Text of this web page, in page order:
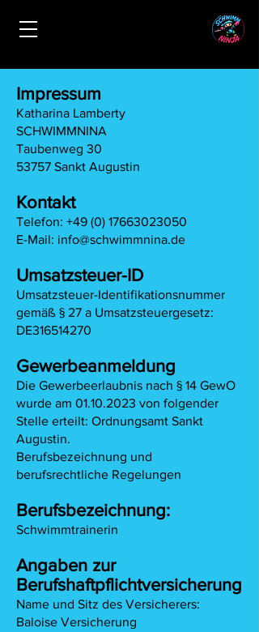
Impressum
Katharina Lamberty
SCHWIMMNINA
Taubenweg 30
53757 Sankt Augustin
Kontakt
Telefon: +49 (0) 17663023050
E-Mail: info@schwimmnina.de
Umsatzsteuer-ID
Umsatzsteuer-Identifikationsnummer
gemäß § 27 a Umsatzsteuergesetz:
DE316514270
Gewerbeanmeldung
Die Gewerbeerlaubnis nach § 14 GewO
wurde am 01.10.2023 von folgender
Stelle erteilt: Ordnungsamt Sankt
Augustin.
Berufsbezeichnung und
berufsrechtliche Regelungen
Berufsbezeichnung:
Schwimmtrainerin
Angaben zur
Berufshaftpflichtversicherung
Name und Sitz des Versicherers:
Baloise Versicherung